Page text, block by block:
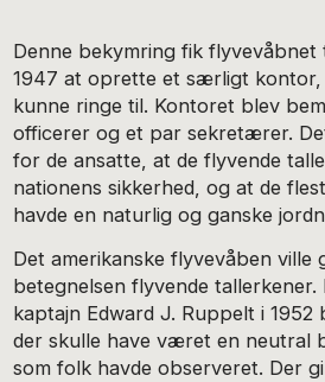
Denne bekymring fik flyvevåbnet
1947 at oprette et særligt kontor,
kunne ringe til. Kontoret blev
officerer og et par sekretærer.
for de ansatte, at de flyvende
nationens sikkerhed, og at de
havde en naturlig og ganske
Det amerikanske flyvevåben ville
betegnelsen flyvende
kaptajn Edward J. Ruppelt i 1952
der skulle have været en neutral
som folk havde observeret. Der